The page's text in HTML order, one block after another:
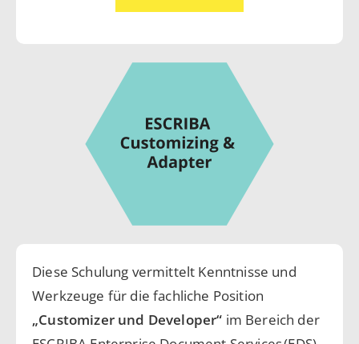
Diese Schulung vermittelt Kenntnisse und
Werkzeuge für die fachliche Position
„Customizer und Developer“ im Bereich der